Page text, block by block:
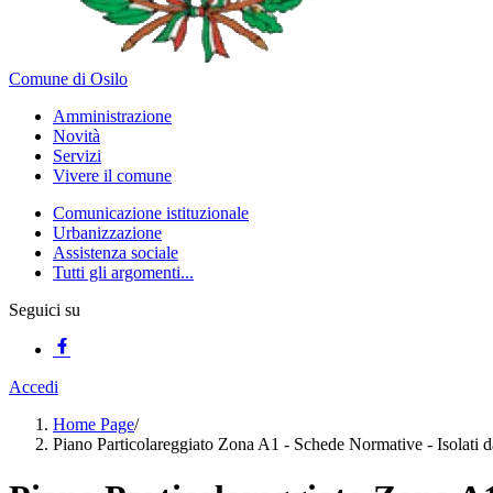
Comune di Osilo
Amministrazione
Novità
Servizi
Vivere il comune
Comunicazione istituzionale
Urbanizzazione
Assistenza sociale
Tutti gli argomenti...
Seguici su
Accedi
Home Page/
Piano Particolareggiato Zona A1 - Schede Normative - Isolati